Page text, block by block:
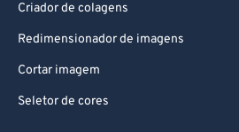
Criador de colagens
Redimensionador de imagens
Cortar imagem
Seletor de cores